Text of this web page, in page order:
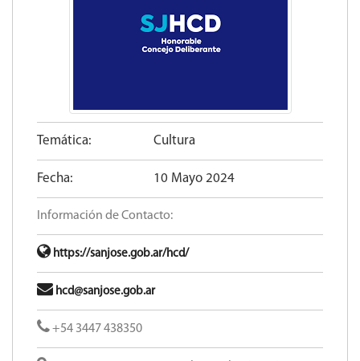
Temática: Cultura
Fecha: 10 Mayo 2024
Información de Contacto:
https://sanjose.gob.ar/hcd/
hcd@sanjose.gob.ar
+54 3447 438350